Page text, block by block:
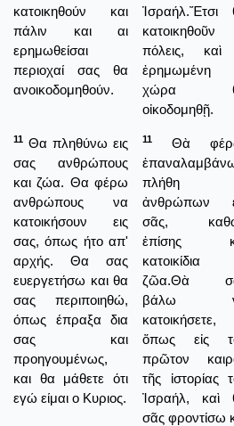
κατοικηθούν και
πάλιν και αι
ερημωθείσαι
περιοχαί σας θα
ανοικοδομηθούν.
Ἰσραήλ.Ἔτσι
κατοικηθοῦν
πόλεις,
ἐρημωμένη
χώρα
οἰκοδομηθῇ.
11 Θα πληθύνω εις
σας ανθρώπους
και ζώα. Θα φέρω
ανθρώπους να
κατοικήσουν εις
σας, όπως ήτο απ'
αρχής. Θα σας
ευεργετήσω και θα
σας περιποιηθώ,
όπως έπραξα δια
σας και
προηγουμένως,
και θα μάθετε ότι
εγώ είμαι ο Κυριος.
11
Θὰ
πλήθη
ἀνθρώπων
σᾶς,
ἐπίσης
κατοικίδια
ζῶα.Θὰ
βάλω
κατοικήσετε,
ὅπως εἰς
πρῶτον
τῆς ἱστορίας
Ἰσραήλ, καὶ
σᾶς φροντίσω